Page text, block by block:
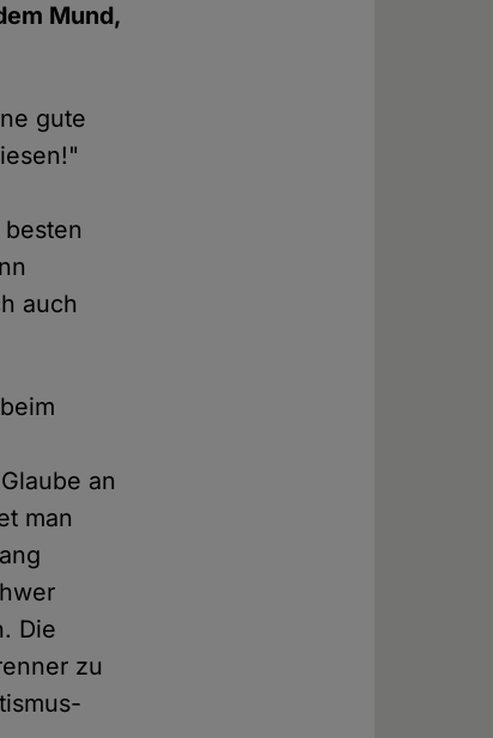
Mund,
gute
auch
an
man
Die
zu